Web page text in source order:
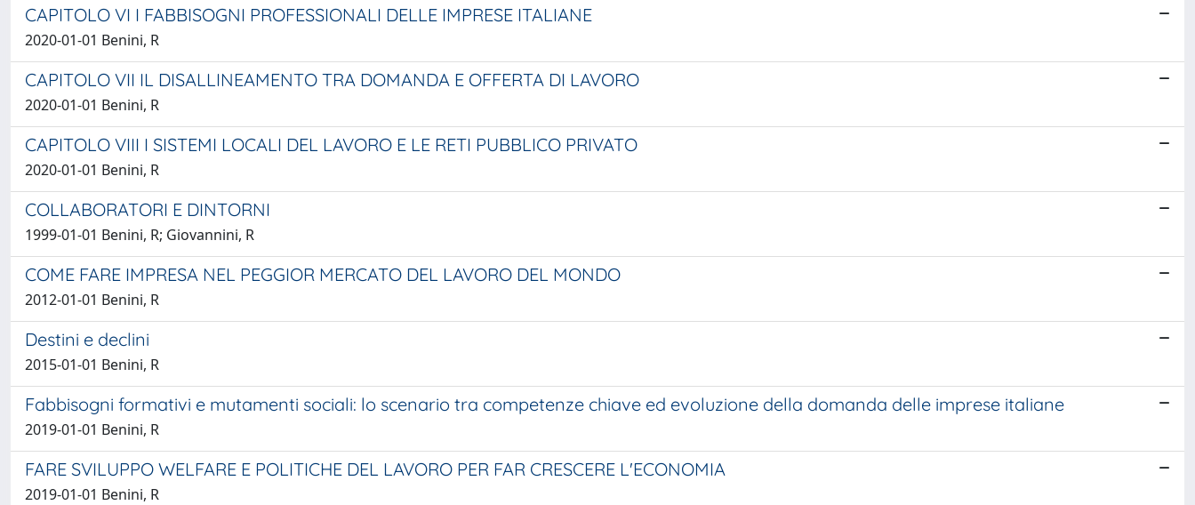
CAPITOLO VI I FABBISOGNI PROFESSIONALI DELLE IMPRESE ITALIANE
2020-01-01 Benini, R
CAPITOLO VII IL DISALLINEAMENTO TRA DOMANDA E OFFERTA DI LAVORO
2020-01-01 Benini, R
CAPITOLO VIII I SISTEMI LOCALI DEL LAVORO E LE RETI PUBBLICO PRIVATO
2020-01-01 Benini, R
COLLABORATORI E DINTORNI
1999-01-01 Benini, R; Giovannini, R
COME FARE IMPRESA NEL PEGGIOR MERCATO DEL LAVORO DEL MONDO
2012-01-01 Benini, R
Destini e declini
2015-01-01 Benini, R
Fabbisogni formativi e mutamenti sociali: lo scenario tra competenze chiave ed evoluzione della domanda delle imprese italiane
2019-01-01 Benini, R
FARE SVILUPPO WELFARE E POLITICHE DEL LAVORO PER FAR CRESCERE L'ECONOMIA
2019-01-01 Benini, R